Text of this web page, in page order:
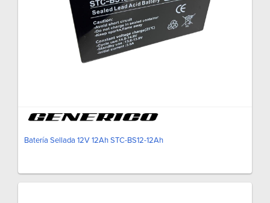
Batería Sellada 12V 12Ah STC-BS12-12Ah